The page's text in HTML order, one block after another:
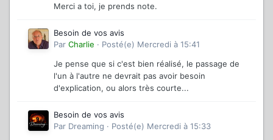
Merci a toi, je prends note.
Besoin de vos avis
Par Charlie · Posté(e) Mercredi à 15:41
Je pense que si c'est bien réalisé, le passage de
l'un à l'autre ne devrait pas avoir besoin
d'explication, ou alors très courte...
Besoin de vos avis
Par Dreaming · Posté(e) Mercredi à 15:33